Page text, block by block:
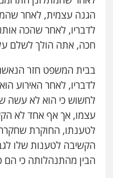
הגנה עצמית, לאחר
לדבריו, לאחר שהכה
חכה, אתה הולך לשלם
בבית המשפט חזר
לדבריו, לאחר האירוע
לחשוש כי הוא לא עשה
עצמו, אך אף אחד לא
לטענתו, החוקרת
הקשיבה לטענות שלו
הבין מהתנהלותה כי הם